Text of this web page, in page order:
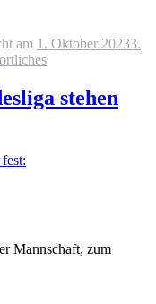
am 1. Oktober 20233.
stehen
Mannschaft, zum